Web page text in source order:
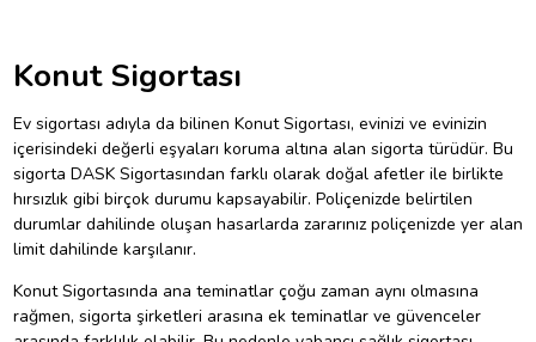
Konut Sigortası
Ev sigortası adıyla da bilinen Konut Sigortası, evinizi ve evinizin
içerisindeki değerli eşyaları koruma altına alan sigorta türüdür. Bu
sigorta DASK Sigortasından farklı olarak doğal afetler ile birlikte
hırsızlık gibi birçok durumu kapsayabilir. Poliçenizde belirtilen
durumlar dahilinde oluşan hasarlarda zararınız poliçenizde yer alan
limit dahilinde karşılanır.
Konut Sigortasında ana teminatlar çoğu zaman aynı olmasına
rağmen, sigorta şirketleri arasına ek teminatlar ve güvenceler